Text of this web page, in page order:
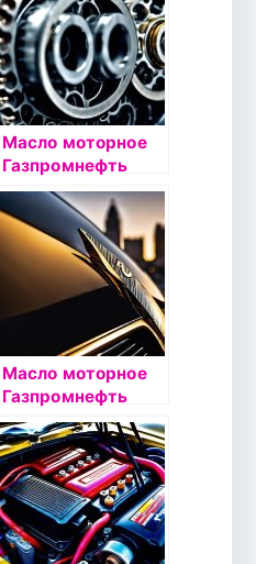
Масло моторное
Газпромнефть
Super 5W40 4л
Масло моторное
Газпромнефть
Standart 10W40
5л